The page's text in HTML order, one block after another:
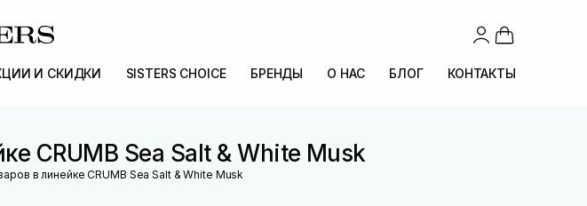
И СКИДКИ SISTERS CHOICE БРЕНДЫ О НАС БЛОГ КОНТАКТЫ
CRUMB Sea Salt & White Musk
в линейке CRUMB Sea Salt & White Musk